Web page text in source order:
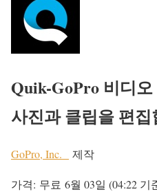
Quik-GoPro 비디
사진과 클립을 편집
GoPro, Inc. 제작
가격: 무료 6월 03일 (04:22 기